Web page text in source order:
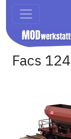
Facs 124